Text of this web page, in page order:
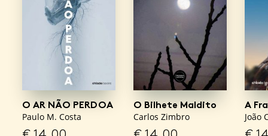
O AR NÃO PERDOA
Paulo M. Costa
O Bilhete Maldito
Carlos Zimbro
A
João